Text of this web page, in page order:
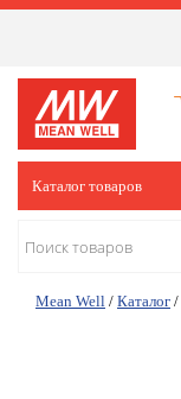
Каталог товаров
Mean Well / Каталог /